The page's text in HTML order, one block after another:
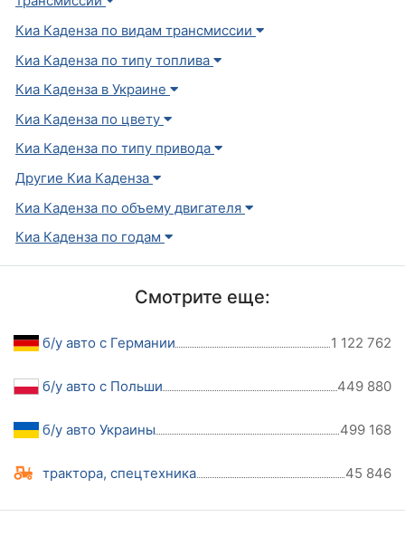
Киа Каденза по видам трансмиссии
Киа Каденза по типу топлива
Киа Каденза в Украине
Киа Каденза по цвету
Киа Каденза по типу привода
Другие Киа Каденза
Киа Каденза по объему двигателя
Киа Каденза по годам
Смотрите еще:
б/у авто с Германии 1 122 762
б/у авто с Польши 449 880
б/у авто Украины 499 168
трактора, спецтехника 45 846